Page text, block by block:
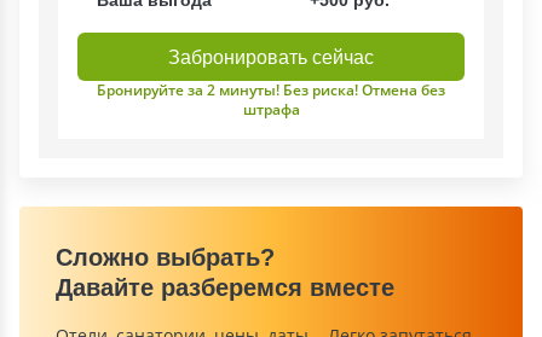
Забронировать сейчас
Бронируйте за 2 минуты! Без риска! Отмена без
штрафа
Сложно выбрать?
Давайте разберемся вместе